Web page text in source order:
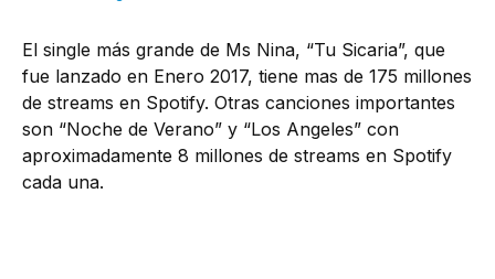
El single más grande de Ms Nina, “Tu Sicaria”, que
fue lanzado en Enero 2017, tiene mas de 175 millones
de streams en Spotify. Otras canciones importantes
son “Noche de Verano” y “Los Angeles” con
aproximadamente 8 millones de streams en Spotify
cada una.